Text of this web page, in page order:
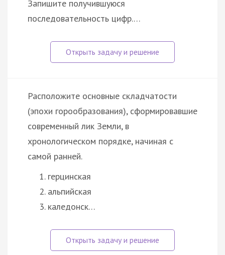
Запишите получившуюся
последовательность цифр.…
Расположите основные складчатости
(эпохи горообразования), сформировавшие
современный лик Земли, в
хронологическом порядке, начиная с
самой ранней.
герцинская
альпийская
каледонск…